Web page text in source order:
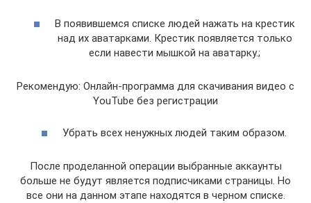
В появившемся списке людей нажать на крестик
над их аватарками. Крестик появляется только
если навести мышкой на аватарку.;
Рекомендую: Онлайн-программа для скачивания видео с
YouTube без регистрации
Убрать всех ненужных людей таким образом.
После проделанной операции выбранные аккаунты
больше не будут является подписчиками страницы. Но
все они на данном этапе находятся в черном списке.